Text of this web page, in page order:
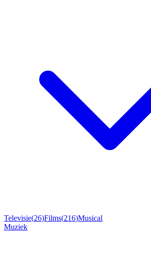
Televisie(26)Films(216)Musical
Muziek